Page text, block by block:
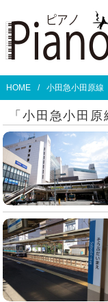
HOME 小田急小田原線
「小田急小田